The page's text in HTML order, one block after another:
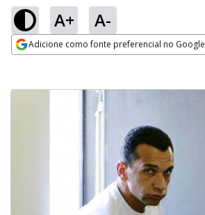
A+ A-
Adicione como fonte preferencial no Google